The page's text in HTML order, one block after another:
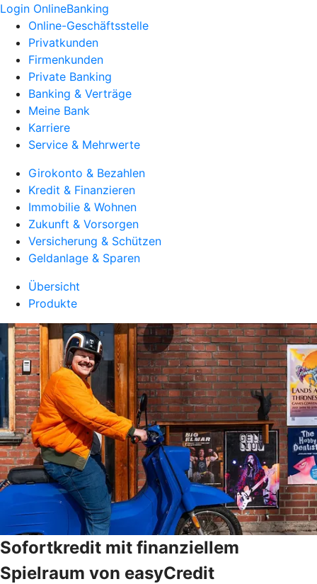
Login OnlineBanking
Online-Geschäftsstelle
Privatkunden
Firmenkunden
Private Banking
Banking & Verträge
Meine Bank
Karriere
Service & Mehrwerte
Girokonto & Bezahlen
Kredit & Finanzieren
Immobilie & Wohnen
Zukunft & Vorsorgen
Versicherung & Schützen
Geldanlage & Sparen
Übersicht
Produkte
Sofortkredit mit finanziellem
Spielraum von easyCredit